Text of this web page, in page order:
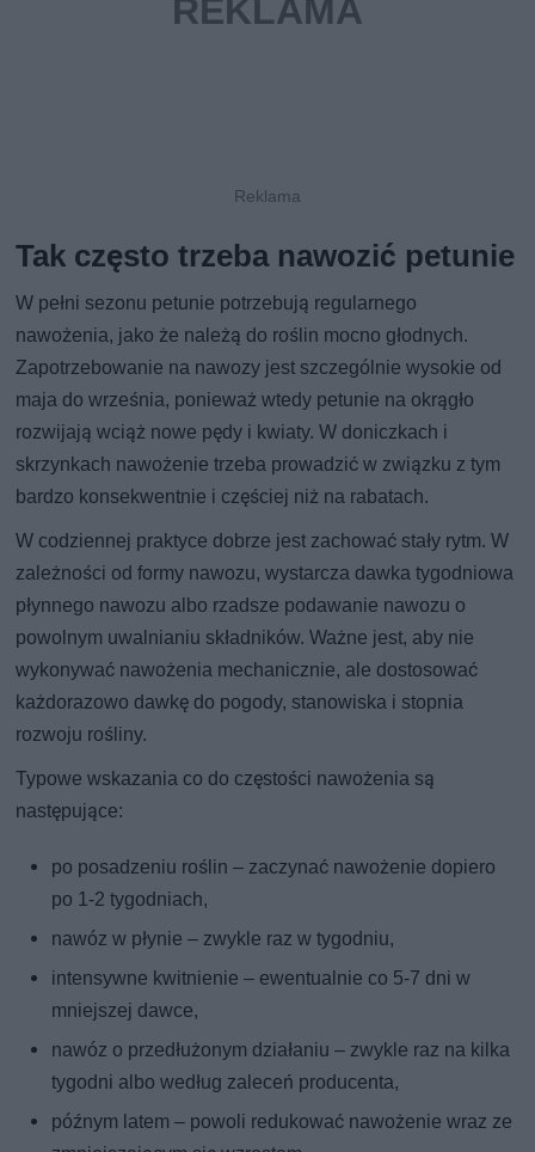
Tak często trzeba nawozić petunie
W pełni sezonu petunie potrzebują regularnego
nawożenia, jako że należą do roślin mocno głodnych.
Zapotrzebowanie na nawozy jest szczególnie wysokie od
maja do września, ponieważ wtedy petunie na okrągło
rozwijają wciąż nowe pędy i kwiaty. W doniczkach i
skrzynkach nawożenie trzeba prowadzić w związku z tym
bardzo konsekwentnie i częściej niż na rabatach.
W codziennej praktyce dobrze jest zachować stały rytm. W
zależności od formy nawozu, wystarcza dawka tygodniowa
płynnego nawozu albo rzadsze podawanie nawozu o
powolnym uwalnianiu składników. Ważne jest, aby nie
wykonywać nawożenia mechanicznie, ale dostosować
każdorazowo dawkę do pogody, stanowiska i stopnia
rozwoju rośliny.
Typowe wskazania co do częstości nawożenia są
następujące:
po posadzeniu roślin – zaczynać nawożenie dopiero
po 1-2 tygodniach,
nawóz w płynie – zwykle raz w tygodniu,
intensywne kwitnienie – ewentualnie co 5-7 dni w
mniejszej dawce,
nawóz o przedłużonym działaniu – zwykle raz na kilka
tygodni albo według zaleceń producenta,
późnym latem – powoli redukować nawożenie wraz ze